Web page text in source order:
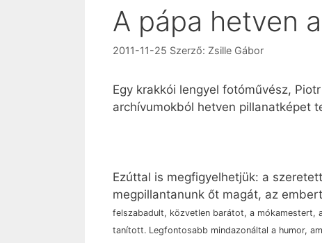
A pápa hetven
2011-11-25 Szerző: Zsille Gábor
Egy krakkói lengyel fotóművész,
archívumokból hetven pillanatképet
Ezúttal is megfigyelhetjük: a
megpillantanunk őt magát, az embert
felszabadult, közvetlen barátot, a mókamestert,
tanított. Legfontosabb mindazonáltal a humor,